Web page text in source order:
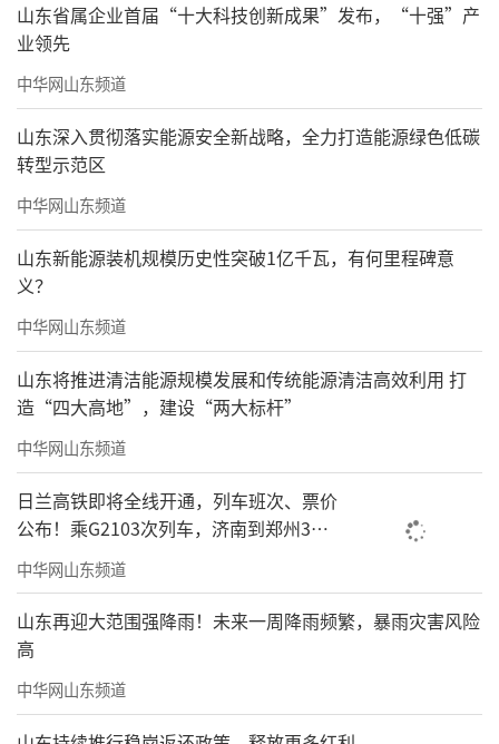
山东省属企业首届“十大科技创新成果”发布，“十强”产
业领先
中华网山东频道
山东深入贯彻落实能源安全新战略，全力打造能源绿色低碳
转型示范区
中华网山东频道
山东新能源装机规模历史性突破1亿千瓦，有何里程碑意
义？
中华网山东频道
山东将推进清洁能源规模发展和传统能源清洁高效利用 打
造“四大高地”，建设“两大标杆”
中华网山东频道
日兰高铁即将全线开通，列车班次、票价
公布！乘G2103次列车，济南到郑州3小
时到达
中华网山东频道
山东再迎大范围强降雨！未来一周降雨频繁，暴雨灾害风险
高
中华网山东频道